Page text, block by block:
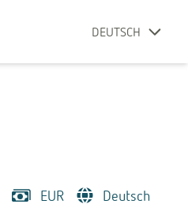
DEUTSCH
EUR Deutsch